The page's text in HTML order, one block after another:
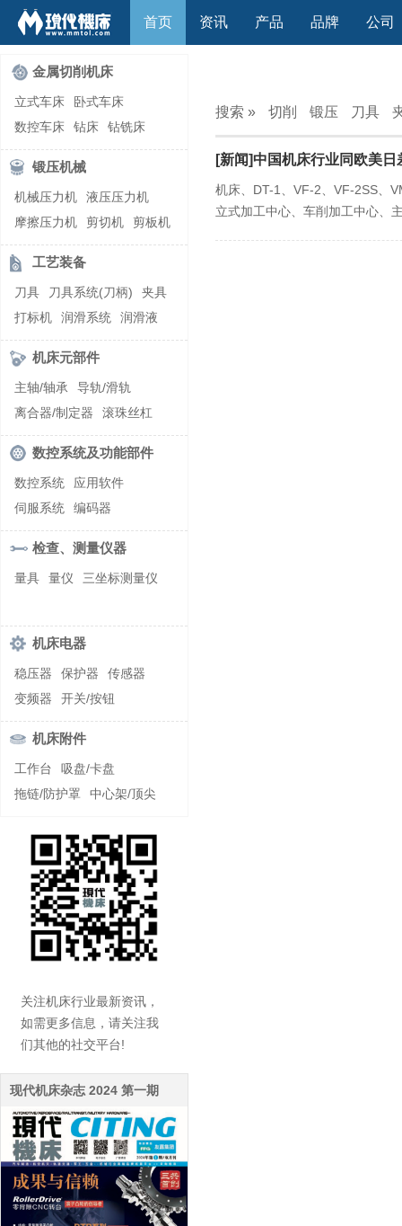
首页 资讯 产品 品牌 公司
金属切削机床
立式车床
卧式车床
数控车床
钻床
钻铣床
立式镗(铣)床
卧式镗(铣)床
龙门铣镗床
立式铣床
卧式铣床
雕刻机
平面磨床
外圆磨床
内圆磨床
龙门磨床
滚齿机\铣齿机
刨床
带锯床
车削加工中心
立式加工中心
卧式加工中心
龙门加工中心
激光快速成型
组合机床
螺纹加工机床
锻压机械
机械压力机
液压压力机
摩擦压力机
剪切机
剪板机
自动锻压机
折弯机
弯管机
快速成型机
工艺装备
刀具 刀具系统(刀柄)
夹具
打标机
润滑系统
润滑液
切削液
刃磨机
机床元部件
主轴/轴承
导轨/滑轨
离合器/制定器
滚珠丝杠
齿轮/减速器
数控系统及功能部件
数控系统
应用软件
伺服系统
编码器
检查、测量仪器
量具 量仪 三坐标测量仪
机床电器
稳压器 保护器
传感器
变频器
开关/按钮
机床附件
工作台
吸盘/卡盘
拖链/防护罩
中心架/顶尖
关注机床行业最新资讯，
如需更多信息，请关注我
们其他的社交平台!
现代机床杂志 2024 第一期
搜索 » 切削 锻压 刀具
[新闻]中国机床行业同欧美日
机床、DT-1、VF-2、VF-2SS、
立式加工中心、车削加工中心、